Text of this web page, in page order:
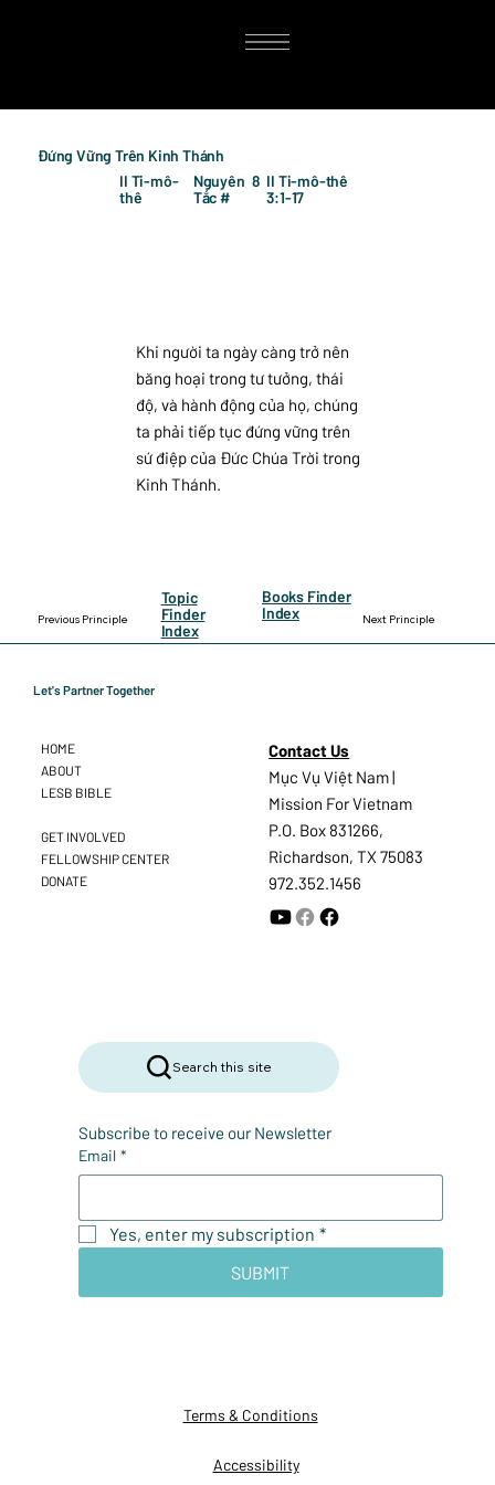
Previous Principle
Topic
Finder
Index
Books Finder
Index
Next Principle
Đứng Vững Trên Kinh Thánh
II Ti-mô-
thê
Nguyên
Tắc #
8 II Ti-mô-thê
3:1-17
Khi người ta ngày càng trở nên
băng hoại trong tư tưởng, thái
độ, và hành động của họ, chúng
ta phải tiếp tục đứng vững trên
sứ điệp của Đức Chúa Trời trong
Kinh Thánh.
Let's Partner Together
Terms & Conditions
Accessibility
Search this site
Subscribe to receive our Newsletter
Email *
Yes, enter my subscription *
SUBMIT
Contact Us
Mục Vụ Việt Nam |
Mission For Vietnam
P.O. Box 831266,
Richardson, TX 75083
972.352.1456
HOME
ABOUT
LESB BIBLE
GET INVOLVED
FELLOWSHIP CENTER
DONATE